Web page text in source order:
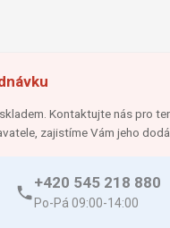
Kontaktujte nás pro
zajistíme Vám jeho
+420 545 218 880
Po-Pá 09:00-14:00